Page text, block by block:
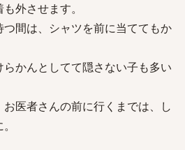
外させます。
間は、シャツを前に当ててもか
かんとしてて隠さない子も多い
医者さんの前に行くまでは、し